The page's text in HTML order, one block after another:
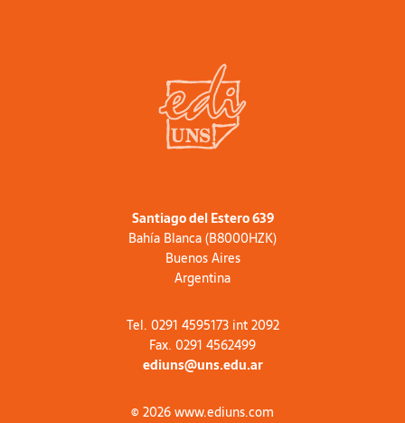
Santiago del Estero 639
Bahía Blanca (B8000HZK)
Buenos Aires
Argentina
Tel. 0291 4595173 int 2092
Fax. 0291 4562499
ediuns@uns.edu.ar
© 2026 www.ediuns.com